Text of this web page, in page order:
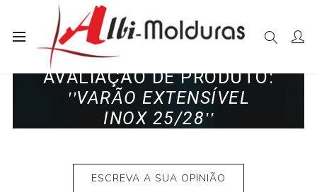
AVALIAÇÃO DE PRODUTO:
VARÃO EXTENSÍVEL
INOX 25/28
ESCREVA A SUA OPINIÃO